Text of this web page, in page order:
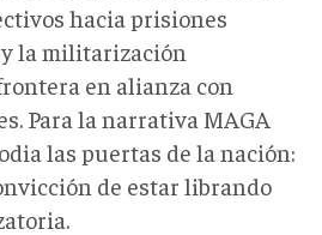
hacia prisiones
la militarización
en alianza con
Para la narrativa MAGA
las puertas de la nación:
de estar librando